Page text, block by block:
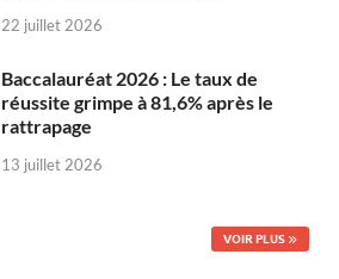
22 juillet 2026
Baccalauréat 2026 : Le taux de
réussite grimpe à 81,6% après le
rattrapage
13 juillet 2026
VOIR PLUS